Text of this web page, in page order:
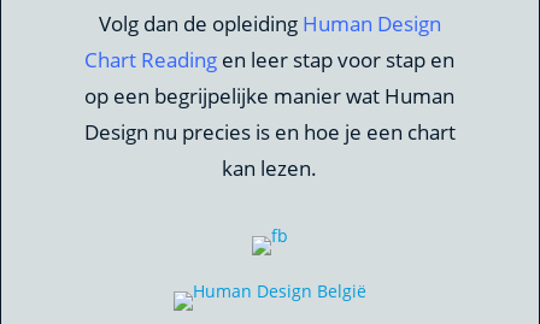
Volg dan de opleiding Human Design
Chart Reading en leer stap voor stap en
op een begrijpelijke manier wat Human
Design nu precies is en hoe je een chart
kan lezen.